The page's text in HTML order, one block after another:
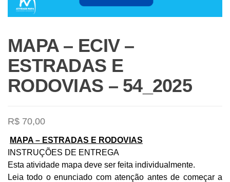
MAPA – ECIV –
ESTRADAS E
RODOVIAS – 54_2025
R$ 70,00
MAPA – ESTRADAS E RODOVIAS
INSTRUÇÕES DE ENTREGA
Esta atividade mapa deve ser feita individualmente.
Leia todo o enunciado com atenção antes de começar a